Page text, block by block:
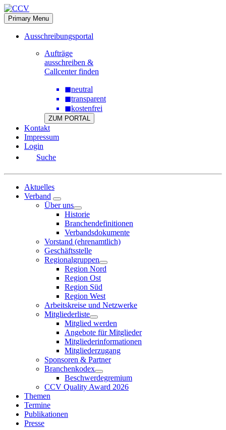
Skip
to
content
Primary Menu
Ausschreibungsportal
Aufträge
ausschreiben &
Callcenter finden
◼neutral
◼transparent
◼kostenfrei
ZUM PORTAL
Kontakt
Impressum
Login
Suche
Aktuelles
Verband
Über uns
Historie
Branchendefinitionen
Verbandsdokumente
Vorstand (ehrenamtlich)
Geschäftsstelle
Regionalgruppen
Region Nord
Region Ost
Region Süd
Region West
Arbeitskreise und Netzwerke
Mitgliederliste
Mitglied werden
Angebote für Mitglieder
Mitgliederinformationen
Mitgliederzugang
Sponsoren & Partner
Branchenkodex
Beschwerdegremium
CCV Quality Award 2026
Themen
Termine
Publikationen
Presse